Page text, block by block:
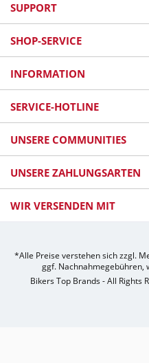
SUPPORT
SHOP-SERVICE
INFORMATION
SERVICE-HOTLINE
UNSERE COMMUNITIES
UNSERE ZAHLUNGSARTEN
WIR VERSENDEN MIT
*Alle Preise verstehen sich zzgl.
ggf. Nachnahmegebühren,
Bikers Top Brands - All Rights